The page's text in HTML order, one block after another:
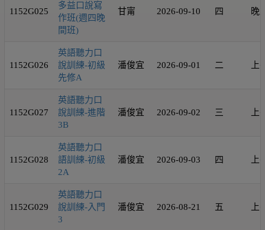
1152G025
多益口說寫
作班(週四晚
間班)
甘甯 2026-09-10 四 晚
1152G026
英語聽力口
說訓練-初級
先修A
潘俊宜 2026-09-01 二 上
1152G027
英語聽力口
說訓練-進階
3B
潘俊宜 2026-09-02 三 上
1152G028
英語聽力口
語訓練-初級
2A
潘俊宜 2026-09-03 四 上
1152G029
英語聽力口
說訓練-入門
3
潘俊宜 2026-08-21 五 上